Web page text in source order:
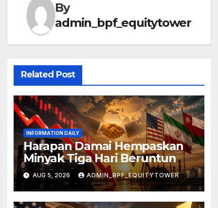
By
admin_bpf_equitytower
Related Post
INFORMATION DAILY
Harapan Damai Hempaskan
Minyak Tiga Hari Beruntun
AUG 5, 2026 ADMIN_BPF_EQUITYTOWER